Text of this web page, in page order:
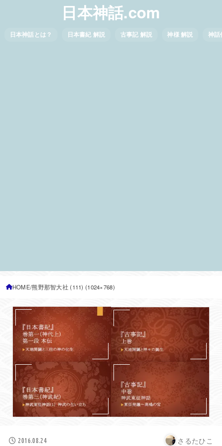
日本神話.com
日本神話とは？ 日本書紀 解説 古事記 解説 神様 解説 神話
HOME 熊野那智大社 (111) (1024×768)
2016.08.24 さるたひこ